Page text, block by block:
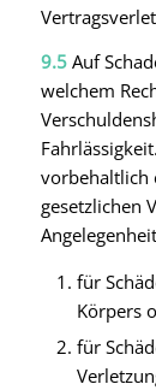
9.5 Auf
welchem
vorbehaltlich
gesetzlichen
für
Körpers
für